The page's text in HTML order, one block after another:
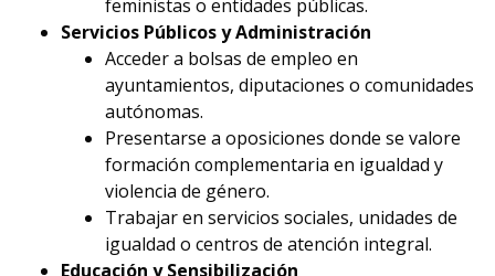
feministas o entidades públicas.
Servicios Públicos y Administración
Acceder a bolsas de empleo en
ayuntamientos, diputaciones o comunidades
autónomas.
Presentarse a oposiciones donde se valore
formación complementaria en igualdad y
violencia de género.
Trabajar en servicios sociales, unidades de
igualdad o centros de atención integral.
Educación y Sensibilización